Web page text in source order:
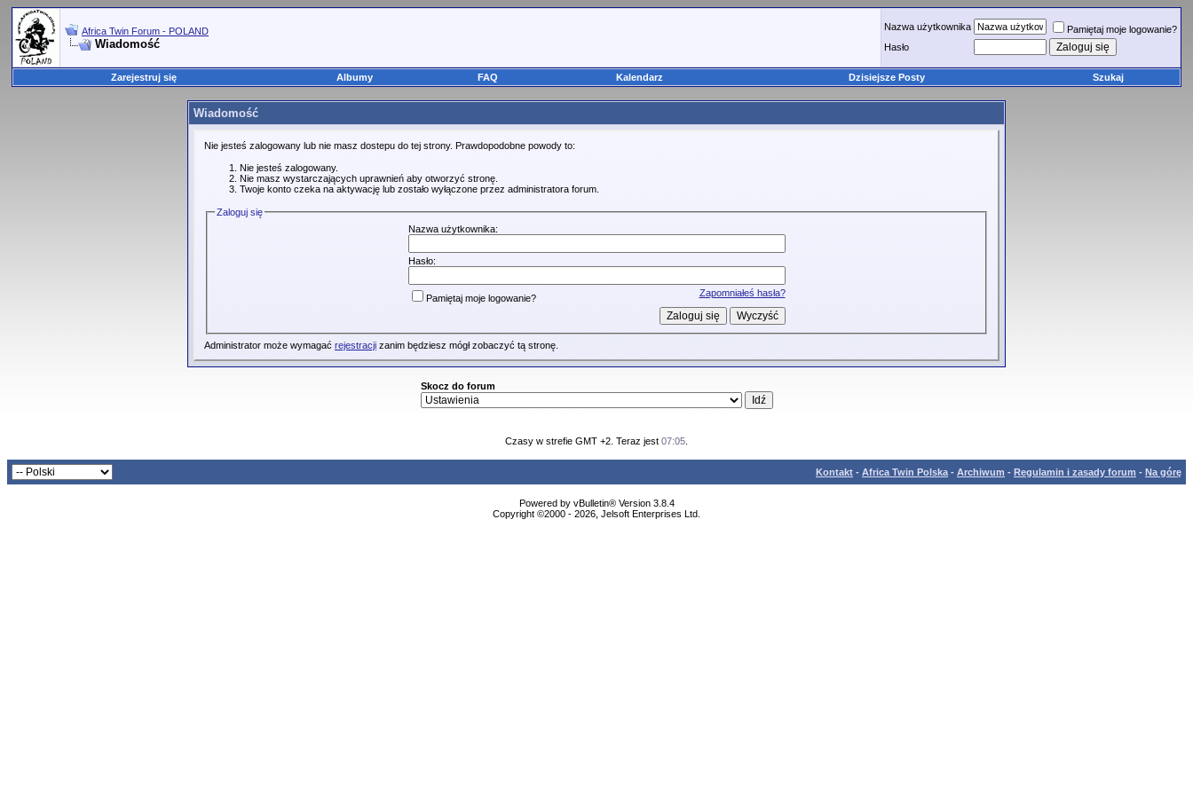
Africa Twin Forum - POLAND
Wiadomość
Nazwa użytkownika
Pamiętaj moje logowanie?
Hasło
Zarejestruj się Albumy FAQ Kalendarz Dzisiejsze Posty Szukaj
Wiadomość
Nie jesteś zalogowany lub nie masz dostepu do tej strony. Prawdopodobne powody to:
Nie jesteś zalogowany.
Nie masz wystarczających uprawnień aby otworzyć stronę.
Twoje konto czeka na aktywację lub zostało wyłączone przez administratora forum.
Zaloguj się
Nazwa użytkownika:
Hasło:
Zapomniałeś hasła?
Pamiętaj moje logowanie?
Administrator może wymagać rejestracji zanim będziesz mógł zobaczyć tą stronę.
Skocz do forum
Czasy w strefie GMT +2. Teraz jest 07:05
Kontakt - Africa Twin Polska - Archiwum - Regulamin i zasady forum - Na górę
Powered by vBulletin® Version 3.8.4
Copyright ©2000 - 2026, Jelsoft Enterprises Ltd.